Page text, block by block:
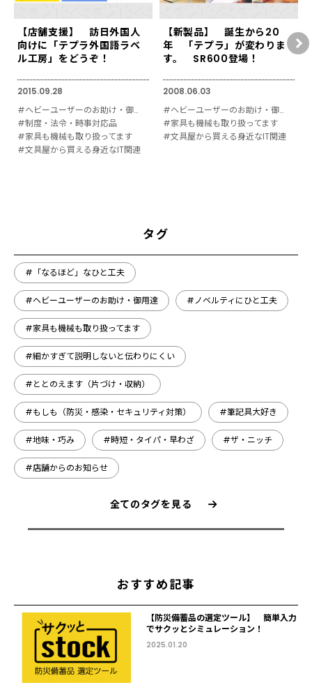
【店舗支援】 訪日外国人
向けに「テプラ外国語ラベ
ル工房」をどうぞ！
2015.09.28
#ヘビーユーザーのお助け・御用達
#制度・法令・時事対応品
#家具も機械も取り扱ってます
#文具屋から買える身近なIT関連
【新製品】 誕生から20
年 「テプラ」が変わりま
す。 SR600登場！
2008.06.03
#ヘビーユーザーのお助け・御用達
#家具も機械も取り扱ってます
#文具屋から買える身近なIT関連
タグ
#「なるほど」なひと工夫
#ヘビーユーザーのお助け・御用達 #ノベルティにひと工夫
#家具も機械も取り扱ってます
#細かすぎて説明しないと伝わりにくい
#ととのえます（片づけ・収納）
#もしも（防災・感染・セキュリティ対策） #筆記具大好き
#地味・巧み #時短・タイパ・早わざ #ザ・ニッチ
#店舗からのお知らせ
全てのタグを見る
おすすめ記事
【防災備蓄品の選定ツール】 簡単入力
でサクッとシミュレーション！
2025.01.20